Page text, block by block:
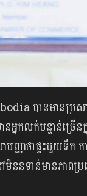
បានមានប្រស
កលក់បន្ទាន់ច្រើន
ញាថាផ្ទះមួយទឹក
នទាន់មានភាព